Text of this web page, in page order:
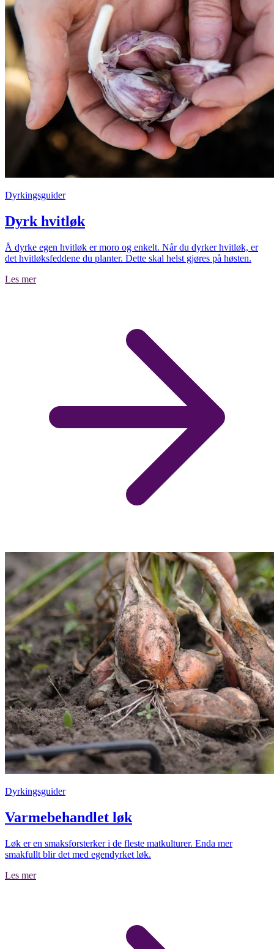
Dyrkingsguider
Dyrk hvitløk
Å dyrke egen hvitløk er moro og enkelt. Når du dyrker hvitløk, er
det hvitløksfeddene du planter. Dette skal helst gjøres på høsten.
Les mer
Dyrkingsguider
Varmebehandlet løk
Løk er en smaksforsterker i de fleste matkulturer. Enda mer
smakfullt blir det med egendyrket løk.
Les mer